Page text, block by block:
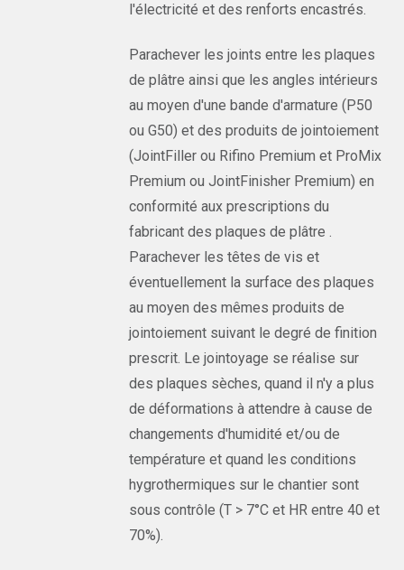
l'électricité et des renforts encastrés.
Parachever les joints entre les plaques
de plâtre ainsi que les angles intérieurs
au moyen d'une bande d'armature (P50
ou G50) et des produits de jointoiement
(JointFiller ou Rifino Premium et ProMix
Premium ou JointFinisher Premium) en
conformité aux prescriptions du
fabricant des plaques de plâtre .
Parachever les têtes de vis et
éventuellement la surface des plaques
au moyen des mêmes produits de
jointoiement suivant le degré de finition
prescrit. Le jointoyage se réalise sur
des plaques sèches, quand il n'y a plus
de déformations à attendre à cause de
changements d'humidité et/ou de
température et quand les conditions
hygrothermiques sur le chantier sont
sous contrôle (T > 7°C et HR entre 40 et
70%).